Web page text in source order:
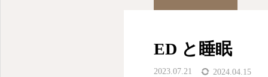
ED と睡眠
2023.07.21 2024.04.15